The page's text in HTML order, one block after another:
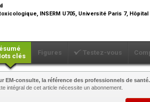
INSERM U705, Université Paris 7,
clés
Figures Testez-vous
EM-consulte, la référence des professionnels de santé.
intégral de cet article nécessite un abonnement.